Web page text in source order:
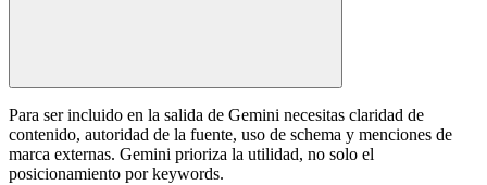
Para ser incluido en la salida de Gemini necesitas claridad de
contenido, autoridad de la fuente, uso de schema y menciones de
marca externas. Gemini prioriza la utilidad, no solo el
posicionamiento por keywords.